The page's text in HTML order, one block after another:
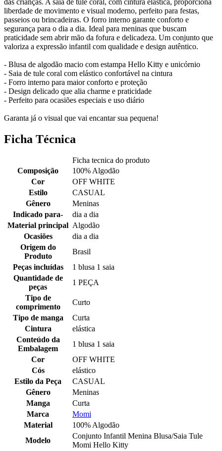
das crianças. A saia de tule coral, com cintura elástica, proporciona
liberdade de movimento e visual moderno, perfeito para festas,
passeios ou brincadeiras. O forro interno garante conforto e
segurança para o dia a dia. Ideal para meninas que buscam
praticidade sem abrir mão da fofura e delicadeza. Um conjunto que
valoriza a expressão infantil com qualidade e design autêntico.
- Blusa de algodão macio com estampa Hello Kitty e unicórnio
- Saia de tule coral com elástico confortável na cintura
- Forro interno para maior conforto e proteção
- Design delicado que alia charme e praticidade
- Perfeito para ocasiões especiais e uso diário
Garanta já o visual que vai encantar sua pequena!
Ficha Técnica
Ficha tecnica do produto
Composição
100% Algodão
Cor
OFF WHITE
Estilo
CASUAL
Gênero
Meninas
Indicado para-
dia a dia
Material principal Algodão
Ocasiões
dia a dia
Origem do
Produto
Brasil
Peças incluídas
1 blusa 1 saia
Quantidade de
peças
1 PEÇA
Tipo de
comprimento
Curto
Tipo de manga
Curta
Cintura
elástica
Conteúdo da
Embalagem
1 blusa 1 saia
Cor
OFF WHITE
Cós
elástico
Estilo da Peça
CASUAL
Gênero
Meninas
Manga
Curta
Marca
Momi
Material
100% Algodão
Modelo
Conjunto Infantil Menina Blusa/Saia Tule
Momi Hello Kitty